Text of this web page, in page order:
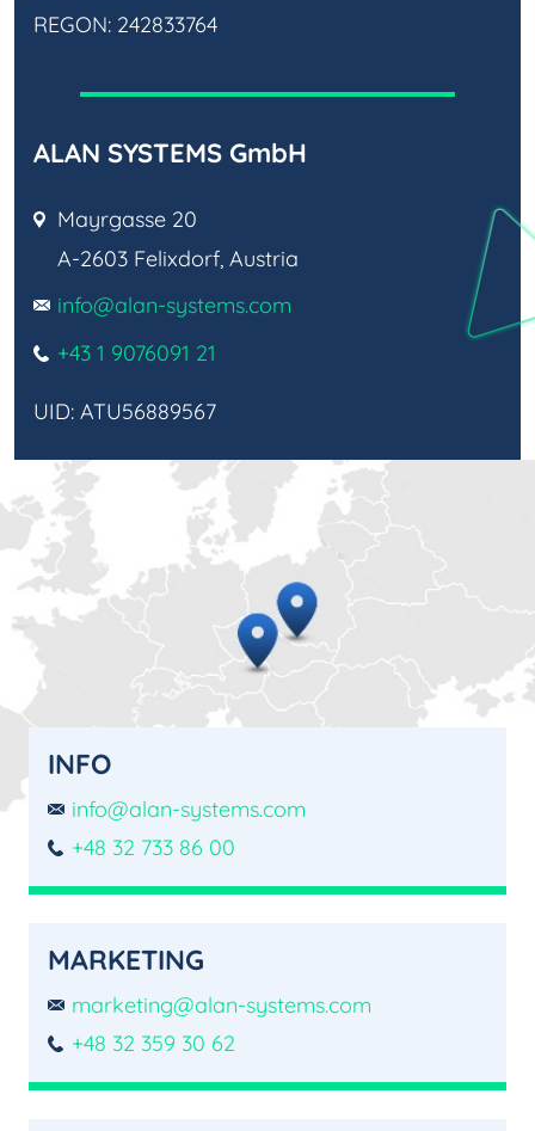
REGON: 242833764
ALAN SYSTEMS GmbH
Mayrgasse 20
A-2603 Felixdorf, Austria
info@alan-systems.com
+43 1 9076091 21
UID: ATU56889567
INFO
info@alan-systems.com
+48 32 733 86 00
MARKETING
marketing@alan-systems.com
+48 32 359 30 62